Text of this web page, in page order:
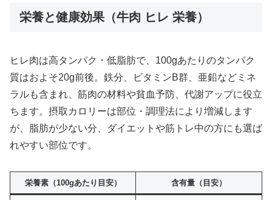
栄養と健康効果（牛肉 ヒレ 栄養）
ヒレ肉は高タンパク・低脂肪で、100gあたりのタンパク
質はおよそ20g前後。鉄分、ビタミンB群、亜鉛などミネ
ラルも含まれ、筋肉の材料や貧血予防、代謝アップに役立
ちます。摂取カロリーは部位・調理法により増減します
が、脂肪が少ない分、ダイエットや筋トレ中の方にも選ば
れやすい部位です。
栄養素（100gあたり目安） 含有量（目安）